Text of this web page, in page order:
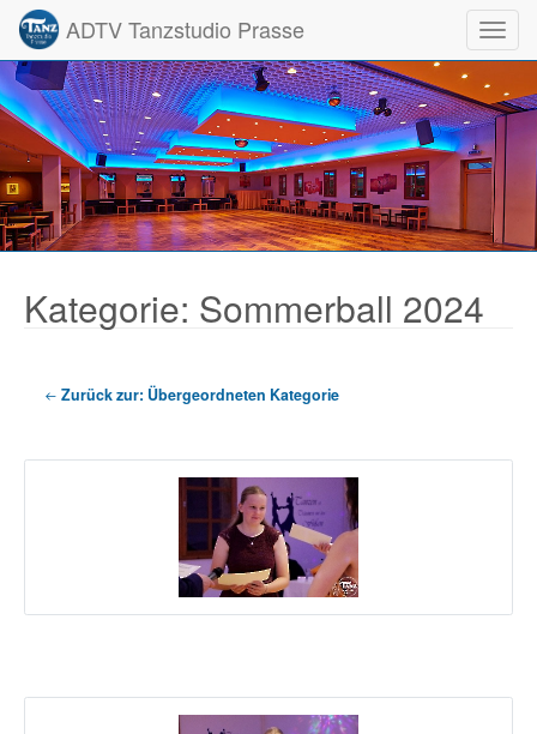
ADTV Tanzstudio Prasse
Kategorie: Sommerball 2024
Zurück zur: Übergeordneten Kategorie